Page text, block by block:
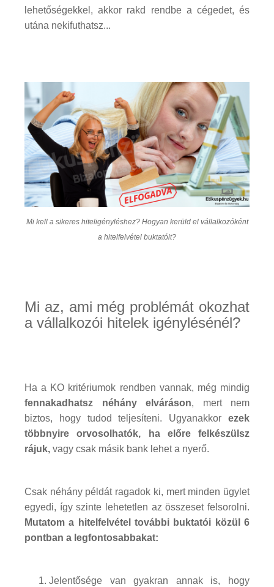
lehetőségekkel, akkor rakd rendbe a cégedet, és
utána nekifuthatsz...
Mi kell a sikeres hiteligényléshez? Hogyan kerüld el vállalkozóként
a hitelfelvétel buktatóit?
Mi az, ami még problémát okozhat
a vállalkozói hitelek igénylésénél?
Ha a KO kritériumok rendben vannak, még mindig
fennakadhatsz néhány elváráson, mert nem
biztos, hogy tudod teljesíteni. Ugyanakkor ezek
többnyire orvosolhatók, ha előre felkészülsz
rájuk, vagy csak másik bank lehet a nyerő.
Csak néhány példát ragadok ki, mert minden ügylet
egyedi, így szinte lehetetlen az összeset felsorolni.
Mutatom a hitelfelvétel további buktatói közül 6
pontban a legfontosabbakat:
Jelentősége van gyakran annak is, hogy